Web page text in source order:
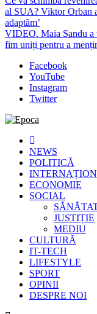
al SUA? Viktor Orban
adaptăm’
VIDEO. Maia Sandu a
fim uniți pentru a
Facebook
YouTube
Instagram
Twitter
Epoca
Cele mai noi știri
NEWS
POLITICĂ
ECONOMIE
SOCIAL
JUSTIȚIE
MEDIU
CULTURĂ
IT-TECH
LIFESTYLE
SPORT
OPINII
DESPRE NOI